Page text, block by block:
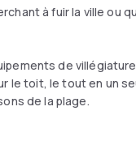
à fuir la ville ou
de
le toit, le tout en un
de la plage.